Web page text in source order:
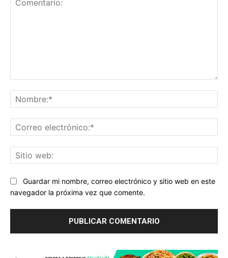
Guardar mi nombre, correo electrónico y sitio web en este
navegador la próxima vez que comente.